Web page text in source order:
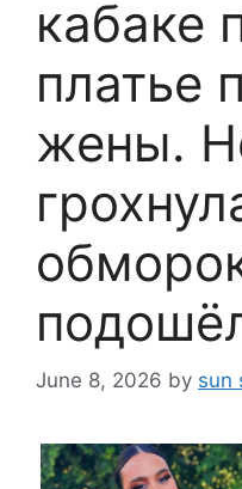
кабаке
платье
жены.
June 8, 2026 by sun